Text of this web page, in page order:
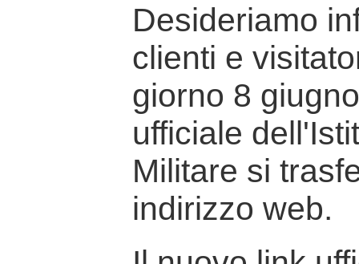
Desideriamo
clienti e
giorno 8
ufficiale
Militare si
indirizzo web.